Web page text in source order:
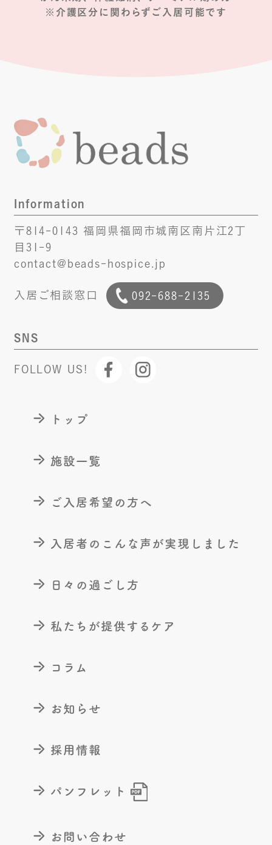
※介護区分に関わらずご入居可能です
Information
〒814-0143 福岡県福岡市城南区南片江2丁
目31-9
contact@beads-hospice.jp
入居ご相談窓口 092-688-2135
SNS
FOLLOW US!
トップ
施設一覧
ご入居希望の方へ
入居者のこんな声が実現しました
日々の過ごし方
私たちが提供するケア
コラム
お知らせ
採用情報
パンフレット
お問い合わせ